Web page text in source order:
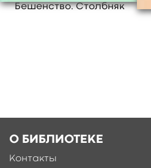
Бешенство. Столбняк
О БИБЛИОТЕКЕ
Контакты